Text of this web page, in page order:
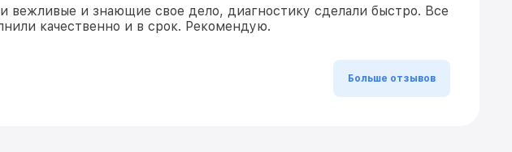
вежливые и знающие свое дело, диагностику сделали быстро. Все
качественно и в срок. Рекомендую.
Больше отзывов